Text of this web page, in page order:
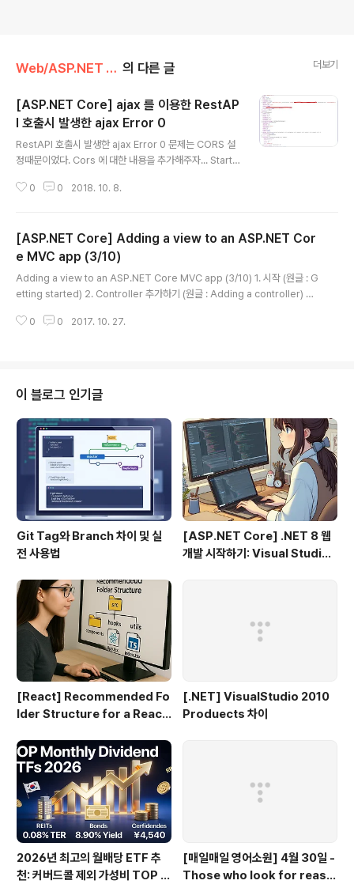
Web/ASP.NET Core 의 다른 글 더보기
[ASP.NET Core] ajax 를 이용한 RestAP
I 호출시 발생한 ajax Error 0
RestAPI 호출시 발생한 ajax Error 0 문제는 CORS 설
정때문이었다. Cors 에 대한 내용을 추가해주자... Startu
Configuration { get; set; } public Startup(IConfigu
Use this method to add services to the containe
r. // For more information on how to configure yo
0 0 2018. 10. 8.
[ASP.NET Core] Adding a view to an ASP.NET Cor
e MVC app (3/10)
Adding a view to an ASP.NET Core MVC app (3/10) 1. 시작 (원글 : G
etting started) 2. Controller 추가하기 (원글 : Adding a controller) 3.
g a model) 5. Working with SQL Server LocalDB 6. Controller met
0 0 2017. 10. 27.
이 블로그 인기글
Git Tag와 Branch 차이 및 실
전 사용법
[ASP.NET Core] .NET 8 웹
개발 시작하기: Visual Studio
[React] Recommended Fo
lder Structure for a React
[.NET] VisualStudio 2010
Produects 차이
2026년 최고의 월배당 ETF 추
천: 커버드콜 제외 가성비 TOP 3
[매일매일 영어소원] 4월 30일 -
Those who look for reaso